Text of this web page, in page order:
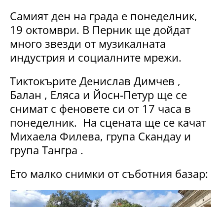
Самият ден на града е понеделник,
19 октомври. В Перник ще дойдат
много звезди от музикалната
индустрия и социалните мрежи.
Тиктокърите Денислав Димчев ,
Балан , Еляса и Йосн-Петур ще се
снимат с феновете си от 17 часа в
понеделник. На сцената ще се качат
Михаела Филева, група Скандау и
група Тангра .
Ето малко снимки от съботния базар: